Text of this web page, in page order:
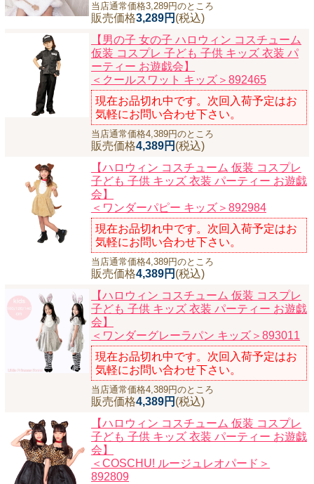
当店通常価格3,289円のところ
販売価格3,289円 (税込)
【男の子 女の子 ハロウィン コスチューム
仮装 コスプレ 子ども 子供 キッズ 衣装 パ
ーティー お遊戯会】
＜クールスワット キッズ＞892465
現在お品切れ中です。次回入荷予定はお
気軽にお問い合わせ下さい。
当店通常価格4,389円のところ
販売価格4,389円 (税込)
【ハロウィン コスチューム 仮装 コスプレ
子ども 子供 キッズ 衣装 パーティー お遊戯
会】
＜ワンダーパピー キッズ＞892984
現在お品切れ中です。次回入荷予定はお
気軽にお問い合わせ下さい。
当店通常価格4,389円のところ
販売価格4,389円 (税込)
【ハロウィン コスチューム 仮装 コスプレ
子ども 子供 キッズ 衣装 パーティー お遊戯
会】
＜ワンダーグレーラパン キッズ＞893011
現在お品切れ中です。次回入荷予定はお
気軽にお問い合わせ下さい。
当店通常価格4,389円のところ
販売価格4,389円 (税込)
【ハロウィン コスチューム 仮装 コスプレ
子ども 子供 キッズ 衣装 パーティー お遊戯
会】
＜COSCHU! ルージュレオパード＞
892809